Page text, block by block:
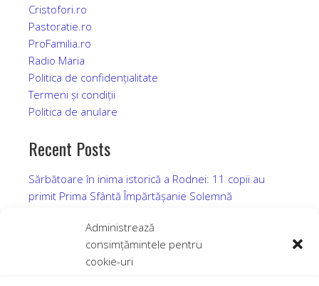
Administrează
consimțămintele pentru
cookie-uri
Cristofori.ro
Pastoratie.ro
ProFamilia.ro
Radio Maria
Politica de confidențialitate
Termeni și condiții
Politica de anulare
Recent Posts
Sărbătoare în inima istorică a Rodnei: 11 copii au
primit Prima Sfântă Împărtășanie Solemnă
Duminică, 12 iulie 2026
Sărbătoare și comuniune la Beclean: Hramul Parohiei